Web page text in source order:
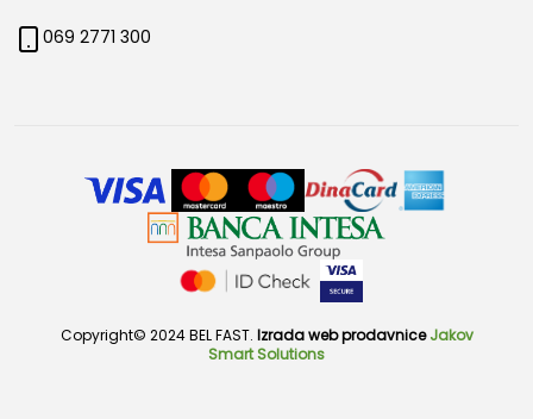
069 2771 300
Copyright© 2024 BEL FAST. Izrada web prodavnice Jakov
Smart Solutions